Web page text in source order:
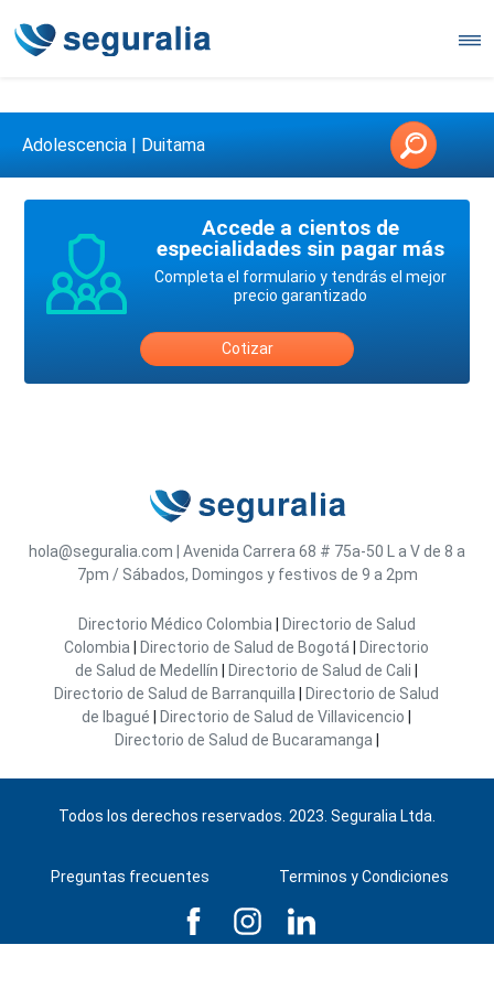
Contáctanos en 3147146006
Adolescencia | Duitama
Accede a cientos de
especialidades sin pagar más
Completa el formulario y tendrás el mejor
precio garantizado
Cotizar
hola@seguralia.com Avenida Carrera 68 # 75a-50
L a V de 8 a
7pm / Sábados, Domingos y festivos de 9 a 2pm
Directorio Médico Colombia
Directorio de Salud
Colombia
Directorio de Salud de Bogotá
Directorio
de Salud de Medellín
Directorio de Salud de Cali
Directorio de Salud de Barranquilla
Directorio de Salud
de Ibagué
Directorio de Salud de Villavicencio
Directorio de Salud de Bucaramanga
Todos los derechos reservados. 2023. Seguralia Ltda.
Preguntas frecuentes Terminos y Condiciones